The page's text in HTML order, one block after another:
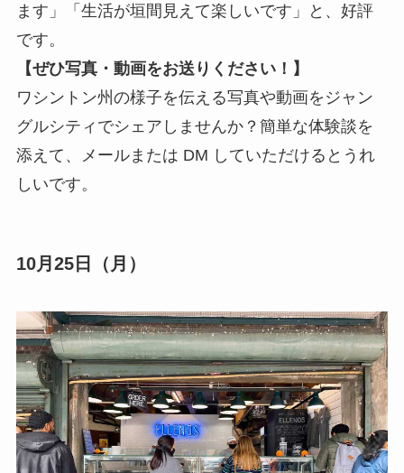
ます」「生活が垣間見えて楽しいです」と、好評
です。
【ぜひ写真・動画をお送りください！】
ワシントン州の様子を伝える写真や動画をジャン
グルシティでシェアしませんか？簡単な体験談を
添えて、メールまたは DM していただけるとうれ
しいです。
10月25日（月）